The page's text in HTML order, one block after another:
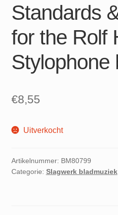
Standards
for the Rolf
Stylophone
€8,55
Uitverkocht
Artikelnummer: BM80799
Categorie: Slagwerk bladmuziek